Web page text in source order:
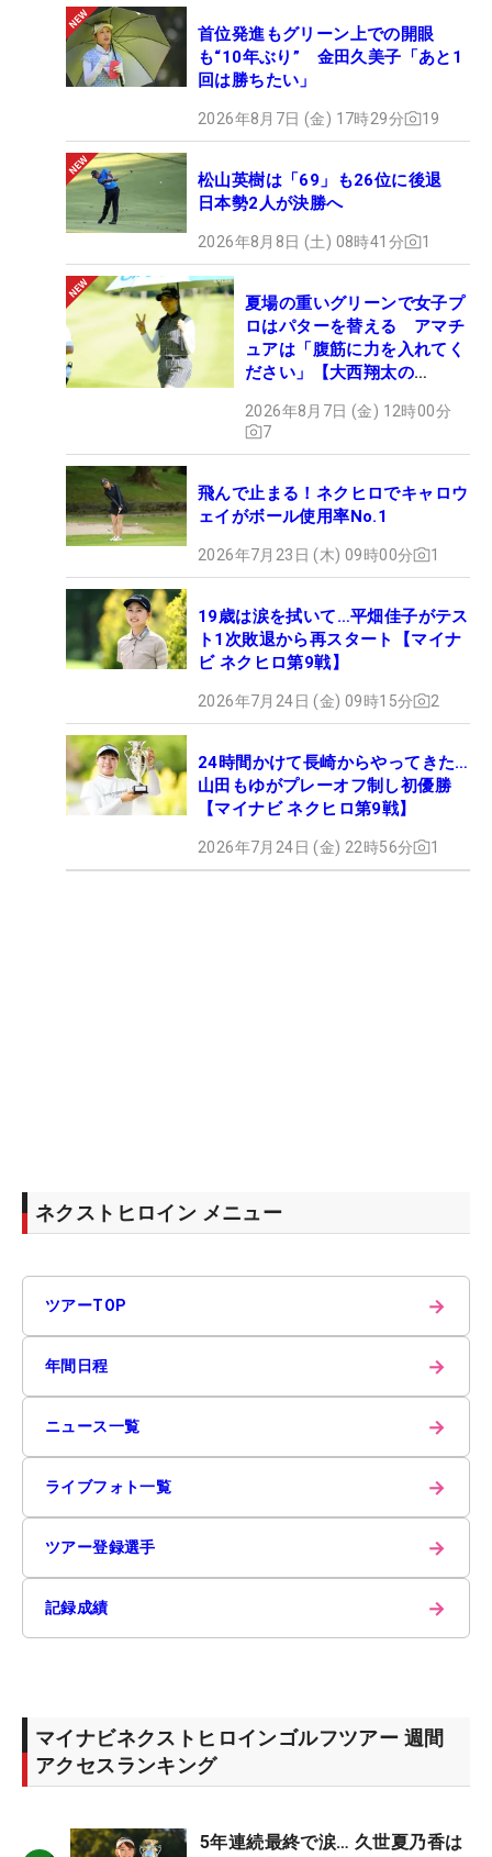
首位発進もグリーン上での開眼
も“10年ぶり” 金田久美子「あと1
回は勝ちたい」
2026年8月7日 (金) 17時29分 19
松山英樹は「69」も26位に後退
日本勢2人が決勝へ
2026年8月8日 (土) 08時41分 1
夏場の重いグリーンで女子プ
ロはパターを替える アマチ
ュアは「腹筋に力を入れてく
ださい」【大西翔太の
2026年8月7日 (金) 12時00分
7
飛んで止まる！ネクヒロでキャロウ
ェイがボール使用率No.1
2026年7月23日 (木) 09時00分 1
19歳は涙を拭いて…平畑佳子がテス
ト1次敗退から再スタート【マイナ
ビ ネクヒロ第9戦】
2026年7月24日 (金) 09時15分 2
24時間かけて長崎からやってきた…
山田もゆがプレーオフ制し初優勝
【マイナビ ネクヒロ第9戦】
2026年7月24日 (金) 22時56分 1
ネクストヒロイン メニュー
ツアーTOP →
年間日程 →
ニュース一覧 →
ライブフォト一覧 →
ツアー登録選手 →
記録成績 →
マイナビネクストヒロインゴルフツアー 週間
アクセスランキング
5年連続最終で涙… 久世夏乃香は